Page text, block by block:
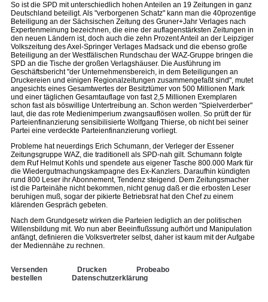
So ist die SPD mit unterschiedlich hohen Anteilen an 19 Zeitungen in ganz
Deutschland beteiligt. Als "verborgenen Schatz" kann man die 40prozentige
Beteiligung an der Sächsischen Zeitung des Gruner+Jahr Verlages nach
Expertenmeinung bezeichnen, die eine der auflagenstärksten Zeitungen in
den neuen Ländern ist, doch auch die zehn Prozent Anteil an der Leipziger
Volkszeitung des Axel-Springer Verlages Madsack und die ebenso große
Beteiligung an der Westfälischen Rundschau der WAZ-Gruppe bringen die
SPD an die Tische der großen Verlagshäuser. Die Ausführung im
Geschäftsbericht "der Unternehmensbereich, in dem Beteiligungen an
Druckereien und einigen Regionalzeitungen zusammengefaßt sind", mutet
angesichts eines Gesamtwertes der Besitztümer von 500 Millionen Mark
und einer täglichen Gesamtauflage von fast 2,5 Millionen Exemplaren
schon fast als böswillige Untertreibung an. Schon werden "Spielverderber"
laut, die das rote Medienimperium zwangsauflösen wollen. So prüft der für
Parteienfinanzierung sensibilisierte Wolfgang Thierse, ob nicht bei seiner
Partei eine verdeckte Parteienfinanzierung vorliegt.
Probleme hat neuerdings Erich Schumann, der Verleger der Essener
Zeitungsgruppe WAZ, die traditionell als SPD-nah gilt. Schumann folgte
dem Ruf Helmut Kohls und spendete aus eigener Tasche 800.000 Mark für
die Wiedergutmachungskampagne des Ex-Kanzlers. Daraufhin kündigten
rund 800 Leser ihr Abonnement, Tendenz steigend. Dem Zeitungsmacher
ist die Parteinähe nicht bekommen, nicht genug daß er die erbosten Leser
beruhigen muß, sogar der pikierte Betriebsrat hat den Chef zu einem
klärenden Gespräch gebeten.
Nach dem Grundgesetz wirken die Parteien lediglich an der politischen
Willensbildung mit. Wo nun aber Beeinflußssung aufhört und Manipulation
anfängt, definieren die Volksvertreter selbst, daher ist kaum mit der Aufgabe
der Mediennähe zu rechnen.
Versenden Drucken
Probeabo
bestellen
Datenschutzerklärung